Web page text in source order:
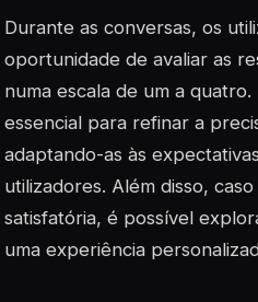
Durante as conversas, os
oportunidade de avaliar as
numa escala de um a
essencial para refinar a
adaptando-as às
utilizadores. Além disso,
satisfatória, é possível
uma experiência